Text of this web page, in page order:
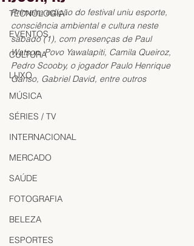
TECNOLOGIA
EVENTOS
CULTURA
LUXO
MÚSICA
SÉRIES / TV
INTERNACIONAL
MERCADO
SAÚDE
FOTOGRAFIA
BELEZA
ESPORTES
Primeira edição do festival uniu esporte,
consciência ambiental e cultura neste
sábado (1), com presenças de Paul
Watson, Povo Yawalapiti, Camila Queiroz,
Pedro Scooby, o jogador Paulo Henrique
Ganso, Gabriel David, entre outros